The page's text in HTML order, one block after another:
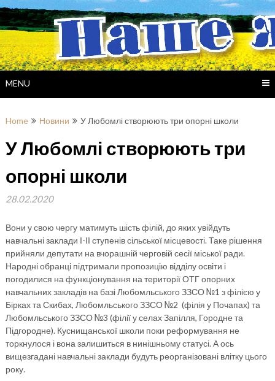
Skip
to
content
MENU
Home Новини У Любомлі створюють три опорні школи
У Любомлі створюють три
опорні школи
28.02.2020
Вони у свою чергу матимуть шість філій, до яких увійдуть
навчальні заклади І-ІІ ступенів сільської місцевості. Таке рішення
прийняли депутати на вчорашній черговій сесії міської ради.
Народні обранці підтримали пропозицію відділу освіти і
погодилися на функціонування на території ОТГ опорних
навчальних закладів на базі Любомльського ЗЗСО №1 з філією у
Бірках та Скибах, Любомльського ЗЗСО №2 (філія у Почапах) та
Любомльського ЗЗСО №3 (філії у селах Запілля, Городне та
Підгородне). Куснищанської школи поки реформування не
торкнулося і вона залишиться в нинішньому статусі. А ось
вищезгадані навчальні заклади будуть реорганізовані влітку цього
року.